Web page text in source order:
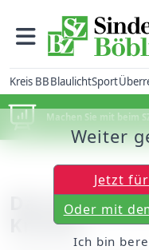
Kreis BBBlaulichtSport
Machen Sie mit beim
Das Kreuz
Kreisel
Weiter
Jetzt
Oder mit
Ich bin